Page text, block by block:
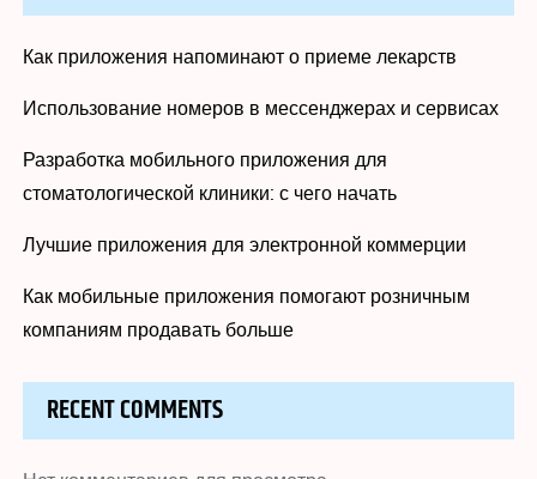
Как приложения напоминают о приеме лекарств
Использование номеров в мессенджерах и сервисах
Разработка мобильного приложения для
стоматологической клиники: с чего начать
Лучшие приложения для электронной коммерции
Как мобильные приложения помогают розничным
компаниям продавать больше
RECENT COMMENTS